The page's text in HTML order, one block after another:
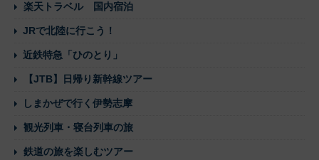
楽天トラベル 国内宿泊
JRで北陸に行こう！
近鉄特急「ひのとり」
【JTB】日帰り新幹線ツアー
しまかぜで行く伊勢志摩
観光列車・寝台列車の旅
鉄道の旅を楽しむツアー